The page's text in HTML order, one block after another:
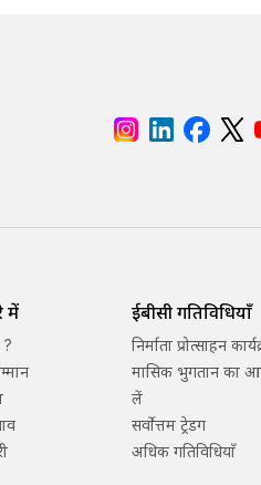
में
?
ईबीसी गतिविधियाँ
निर्माता प्रोत्साहन
मासिक भुगतान का
लें
सर्वोत्तम ट्रेडिंग
अधिक गतिविधियाँ